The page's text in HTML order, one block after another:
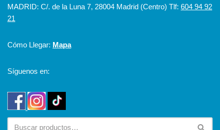
MADRID: C/. de la Luna 7, 28004 Madrid (Centro) Tlf: 604 94 92
21
Cómo Llegar: Mapa
Síguenos en: